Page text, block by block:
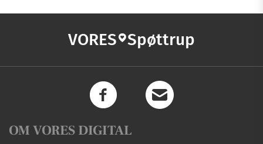
VORES Spøttrup
OM VORES DIGITAL